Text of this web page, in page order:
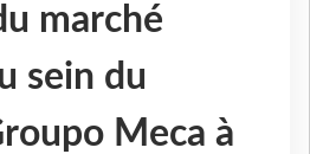
marché
sein du
Meca à